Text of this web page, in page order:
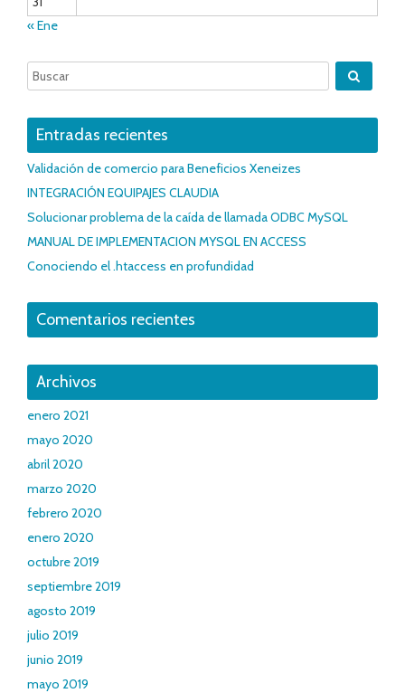
« Ene
Entradas recientes
Validación de comercio para Beneficios Xeneizes
INTEGRACIÓN EQUIPAJES CLAUDIA
Solucionar problema de la caída de llamada ODBC MySQL
MANUAL DE IMPLEMENTACION MYSQL EN ACCESS
Conociendo el .htaccess en profundidad
Comentarios recientes
Archivos
enero 2021
mayo 2020
abril 2020
marzo 2020
febrero 2020
enero 2020
octubre 2019
septiembre 2019
agosto 2019
julio 2019
junio 2019
mayo 2019